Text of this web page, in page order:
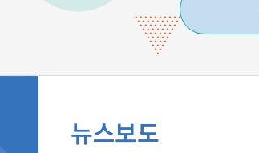
뉴스보도